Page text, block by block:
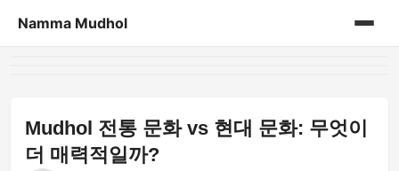
Namma Mudhol
Mudhol 전통 문화 vs 현대 문화: 무엇이
더 매력적일까?